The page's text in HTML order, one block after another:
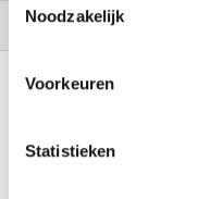
Noodzakelijk
Voorkeuren
Statistieken